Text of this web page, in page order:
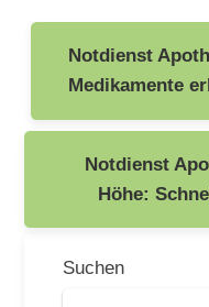
Notdienst
Medikamente
Notdienst
Höhe:
Suchen